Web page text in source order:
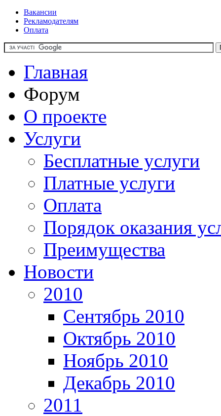
Вакансии
Рекламодателям
Оплата
Главная
Форум
О проекте
Услуги
Бесплатные услуги
Платные услуги
Оплата
Порядок оказания
Преимущества
Новости
2010
Сентябрь 2010
Октябрь 2010
Ноябрь 2010
Декабрь 2010
2011